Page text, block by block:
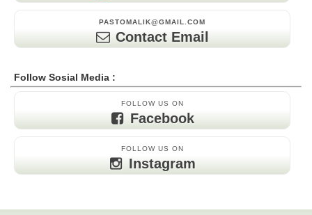
PASTOMALIK@GMAIL.COM
Contact Email
Follow Sosial Media :
FOLLOW US ON
Facebook
FOLLOW US ON
Instagram